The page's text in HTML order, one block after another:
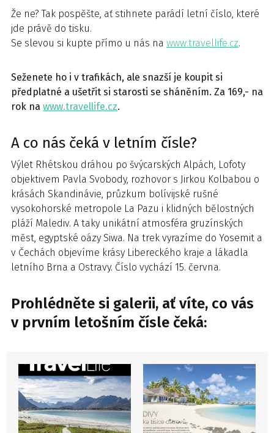
Že ne? Tak pospěšte, ať stihnete parádí letní číslo, které
jde právě do tisku.
Se slevou si kupte přímo u nás na www.travellife.cz.
Seženete ho i v trafikách, ale snazší je koupit si
předplatné a ušetřit si starosti se sháněním. Za 169,- na
rok na www.travellife.cz.
A co nás čeká v letním čísle?
Výlet Rhétskou dráhou po švýcarských Alpách, Lofoty
objektivem Pavla Svobody, rozhovor s Jirkou Kolbabou o
krásách Skandinávie, průzkum bolívijské rušné
vysokohorské metropole La Pazu i klidných bělostných
pláží Malediv. A taky unikátní atmosféra gruzínských
měst, egyptské oázy Siwa. Na trek vyrazíme do Yosemit a
v Čechách objevíme krásy Libereckého kraje a lákadla
letního Brna a Ostravy. Číslo vychází 15. června.
Prohlédněte si galerii, ať víte, co vás
v prvním letošním čísle čeká: